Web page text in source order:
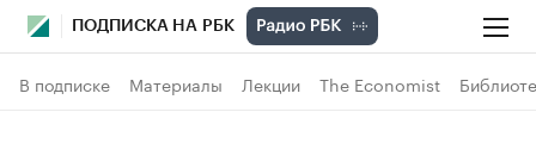
ПОДПИСКА НА РБК
В подписке Материалы Лекции The Economist